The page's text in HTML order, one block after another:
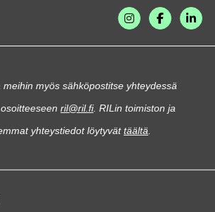
myös sähköpostitse yhteydessä
ril@ril.fi. RILin toimiston ja
yhteystiedot löytyvättäältä